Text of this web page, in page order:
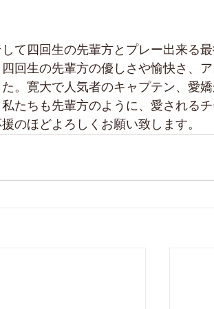
て四回生の先輩方とプレー出来る
回生の先輩方の優しさや愉快さ、
。寛大で人気者のキャプテン、愛
たちも先輩方のように、愛される
のほどよろしくお願い致します。